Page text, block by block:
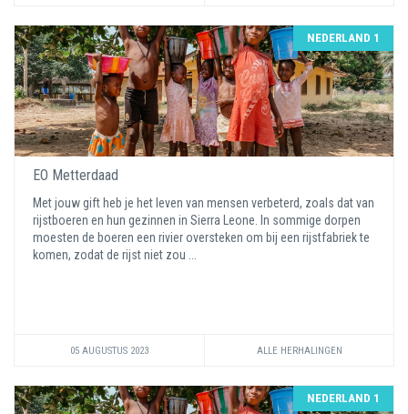
NEDERLAND 1
EO Metterdaad
Met jouw gift heb je het leven van mensen verbeterd, zoals dat van
rijstboeren en hun gezinnen in Sierra Leone. In sommige dorpen
moesten de boeren een rivier oversteken om bij een rijstfabriek te
komen, zodat de rijst niet zou ...
05 AUGUSTUS 2023 ALLE HERHALINGEN
NEDERLAND 1